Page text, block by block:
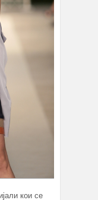
кои се